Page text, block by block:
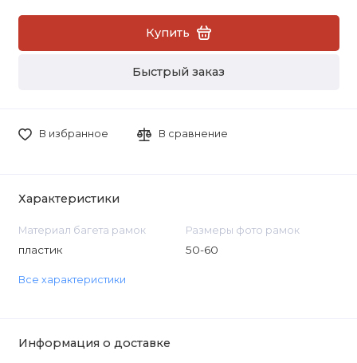
Купить
Быстрый заказ
В избранное В сравнение
Характеристики
Материал багета рамок
пластик
Размеры фото рамок
50-60
Все характеристики
Информация о доставке